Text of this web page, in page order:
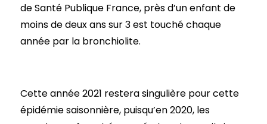
de Santé Publique France, près d’un enfant de
moins de deux ans sur 3 est touché chaque
année par la bronchiolite.
Cette année 2021 restera singulière pour cette
épidémie saisonnière, puisqu’en 2020, les